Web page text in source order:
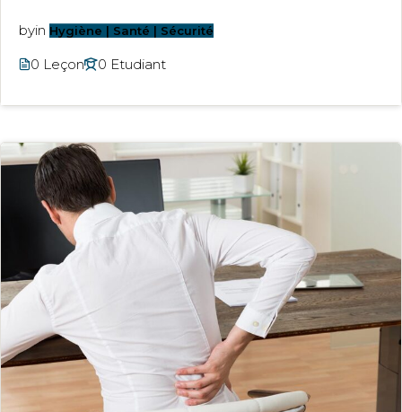
byin Hygiène | Santé | Sécurité
0 Leçon 0 Etudiant